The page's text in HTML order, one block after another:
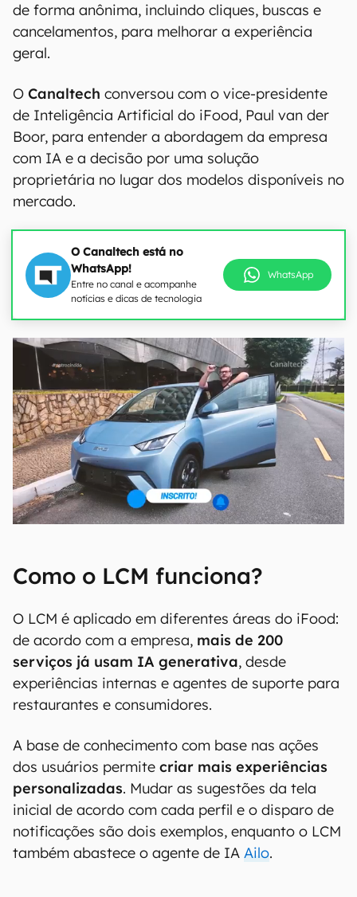
de forma anônima, incluindo cliques, buscas e
cancelamentos, para melhorar a experiência
geral.
O Canaltech conversou com o vice-presidente
de Inteligência Artificial do iFood, Paul van der
Boor, para entender a abordagem da empresa
com IA e a decisão por uma solução
proprietária no lugar dos modelos disponíveis no
mercado.
O Canaltech está no
WhatsApp!
Entre no canal e acompanhe
notícias e dicas de tecnologia
WhatsApp
Como o LCM funciona?
O LCM é aplicado em diferentes áreas do iFood:
de acordo com a empresa, mais de 200
serviços já usam IA generativa, desde
experiências internas e agentes de suporte para
restaurantes e consumidores.
A base de conhecimento com base nas ações
dos usuários permite criar mais experiências
personalizadas. Mudar as sugestões da tela
inicial de acordo com cada perfil e o disparo de
notificações são dois exemplos, enquanto o LCM
também abastece o agente de IA Ailo.